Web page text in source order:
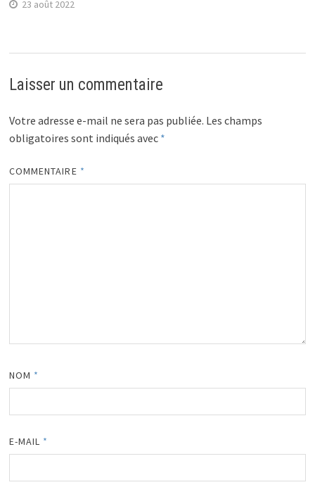
23 août 2022
Laisser un commentaire
Votre adresse e-mail ne sera pas publiée. Les champs
obligatoires sont indiqués avec *
COMMENTAIRE *
NOM *
E-MAIL *